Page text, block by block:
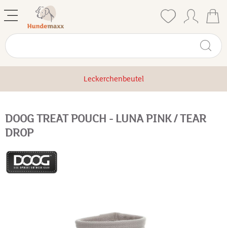
Leckerchenbeutel
DOOG TREAT POUCH - LUNA PINK / TEAR
DROP